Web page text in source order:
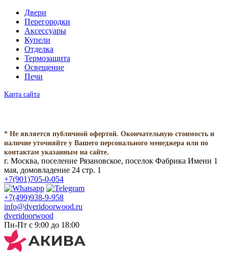
Двери
Перегородки
Аксессуары
Купели
Отделка
Термозащита
Освещение
Печи
Карта сайта
* Не является публичной офертой. Окончательную стоимость и
наличие уточняйте у Вашего персонального менеджера или по
контактам указанным на сайте.
г. Москва, поселение Рязановское, поселок Фабрика Имени 1
мая, домовладение 24 стр. 1
+7(901)705-0-054
+7(499)938-9-958
info@dveridoorwood.ru
dveridoorwood
Пн-Пт с 9:00 до 18:00